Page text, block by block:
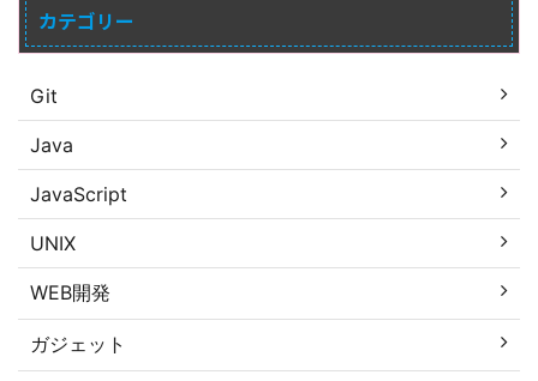
カテゴリー
Git
Java
JavaScript
UNIX
WEB開発
ガジェット